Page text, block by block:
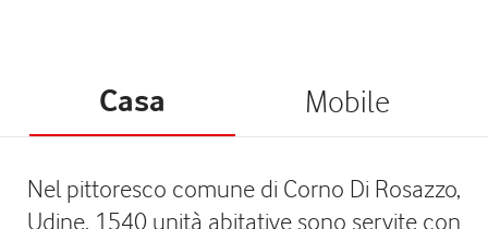
Casa Mobile
Nel pittoresco comune di Corno Di Rosazzo,
Udine, 1540 unità abitative sono servite con